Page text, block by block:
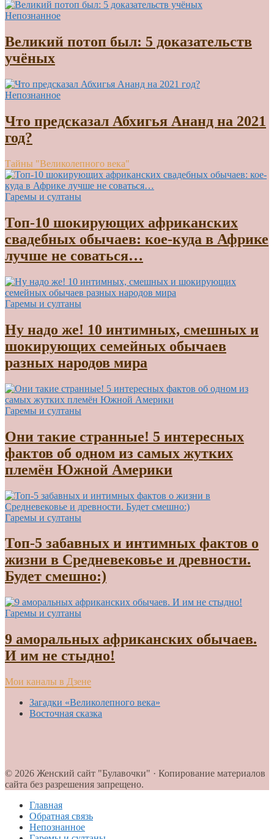
Непознанное
Великий потоп был: 5 доказательств
учёных
Непознанное
Что предсказал Абхигья Ананд на 2021
год?
Тайны "Великолепного века"
Гаремы и султаны
Топ-10 шокирующих африканских
свадебных обычаев: кое-куда в Африке
лучше не соваться…
Гаремы и султаны
Ну надо же! 10 интимных, смешных и
шокирующих семейных обычаев
разных народов мира
Гаремы и султаны
Они такие странные! 5 интересных
фактов об одном из самых жутких
племён Южной Америки
Гаремы и султаны
Топ-5 забавных и интимных фактов о
жизни в Средневековье и древности.
Будет смешно:)
Гаремы и султаны
9 аморальных африканских обычаев.
И им не стыдно!
Мои каналы в Дзене
Загадки «Великолепного века»
Восточная сказка
© 2026 Женский сайт "Булавочки" · Копирование материалов
сайта без разрешения запрещено.
Главная
Обратная связь
Непознанное